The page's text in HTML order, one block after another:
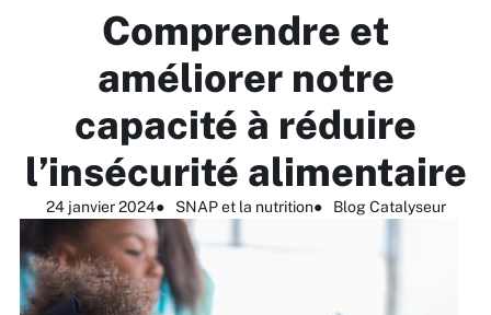
Comprendre et
améliorer notre
capacité à réduire
l’insécurité alimentaire
24 janvier 2024● SNAP et la nutrition● Blog Catalyseur